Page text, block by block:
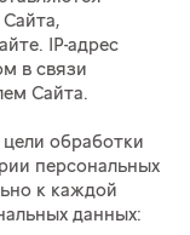
IP-адрес
в связи
Сайта.
обработки
персональных
к каждой
данных: